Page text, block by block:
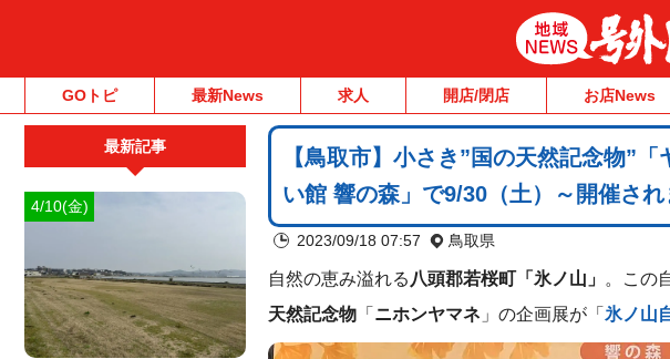
GOトピ 最新News 求人 開店/閉店 お店News
【鳥取市】小さき”国の天然記念物”
い館 響の森」で9/30（土）～開催され
2023/09/18 07:57 鳥取県
自然の恵み溢れる 八頭郡若桜町「氷ノ山」 。この
天然記念物 「ニホンヤマネ 」の企画展が「氷ノ山
最新記事
4/10(金)